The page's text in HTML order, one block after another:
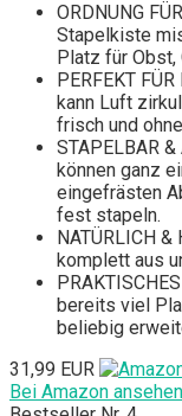
ORDNUNG
Stapelkiste
Platz für
PERFEKT
kann Luft
frisch und
STAPELBAR
können ganz
eingefrästen
fest stapeln.
NATÜRLICH
komplett aus
bereits viel
beliebig
31,99 EUR
Bei Amazon ansehen